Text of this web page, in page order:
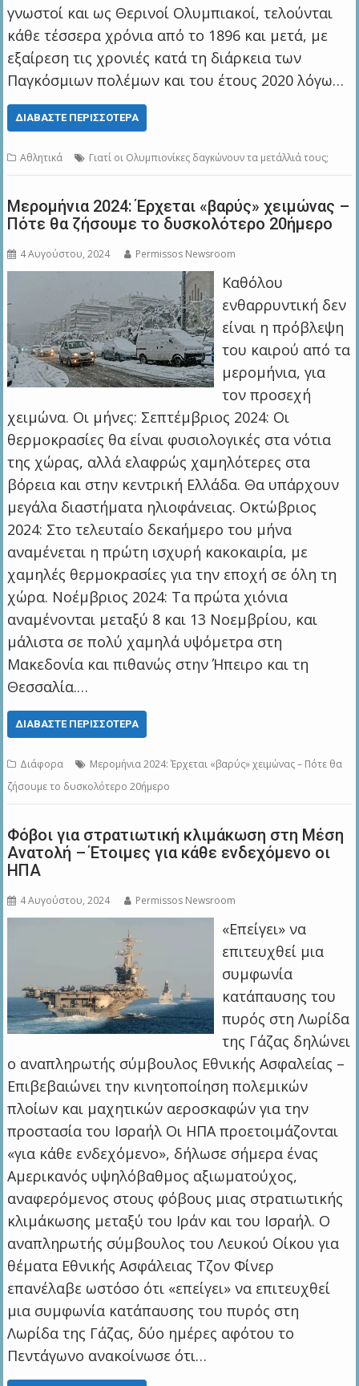
γνωστοί και ως Θερινοί Ολυμπιακοί, τελούνται
κάθε τέσσερα χρόνια από το 1896 και μετά, με
εξαίρεση τις χρονιές κατά τη διάρκεια των
Παγκόσμιων πολέμων και του έτους 2020 λόγω…
ΔΙΑΒΆΣΤΕ ΠΕΡΙΣΣΌΤΕΡΑ
Αθλητικά Γιατί οι Ολυμπιονίκες δαγκώνουν τα μετάλλιά τους;
Μερομήνια 2024: Έρχεται «βαρύς» χειμώνας –
Πότε θα ζήσουμε το δυσκολότερο 20ήμερο
4 Αυγούστου, 2024 Permissos Newsroom
Καθόλου
ενθαρρυντική δεν
είναι η πρόβλεψη
του καιρού από τα
μερομήνια, για
τον προσεχή
χειμώνα. Οι μήνες: Σεπτέμβριος 2024: Οι
θερμοκρασίες θα είναι φυσιολογικές στα νότια
της χώρας, αλλά ελαφρώς χαμηλότερες στα
βόρεια και στην κεντρική Ελλάδα. Θα υπάρχουν
μεγάλα διαστήματα ηλιοφάνειας. Οκτώβριος
2024: Στο τελευταίο δεκαήμερο του μήνα
αναμένεται η πρώτη ισχυρή κακοκαιρία, με
χαμηλές θερμοκρασίες για την εποχή σε όλη τη
χώρα. Νοέμβριος 2024: Τα πρώτα χιόνια
αναμένονται μεταξύ 8 και 13 Νοεμβρίου, και
μάλιστα σε πολύ χαμηλά υψόμετρα στη
Μακεδονία και πιθανώς στην Ήπειρο και τη
Θεσσαλία.…
ΔΙΑΒΆΣΤΕ ΠΕΡΙΣΣΌΤΕΡΑ
Διάφορα
Μερομήνια 2024: Έρχεται «βαρύς» χειμώνας – Πότε θα
ζήσουμε το δυσκολότερο 20ήμερο
Φόβοι για στρατιωτική κλιμάκωση στη Μέση
Ανατολή – Έτοιμες για κάθε ενδεχόμενο οι
ΗΠΑ
4 Αυγούστου, 2024 Permissos Newsroom
«Επείγει» να
επιτευχθεί μια
συμφωνία
κατάπαυσης του
πυρός στη Λωρίδα
της Γάζας δηλώνει
ο αναπληρωτής σύμβουλος Εθνικής Ασφαλείας –
Επιβεβαιώνει την κινητοποίηση πολεμικών
πλοίων και μαχητικών αεροσκαφών για την
προστασία του Ισραήλ Οι ΗΠΑ προετοιμάζονται
«για κάθε ενδεχόμενο», δήλωσε σήμερα ένας
Αμερικανός υψηλόβαθμος αξιωματούχος,
αναφερόμενος στους φόβους μιας στρατιωτικής
κλιμάκωσης μεταξύ του Ιράν και του Ισραήλ. Ο
αναπληρωτής σύμβουλος του Λευκού Οίκου για
θέματα Εθνικής Ασφάλειας Τζον Φίνερ
επανέλαβε ωστόσο ότι «επείγει» να επιτευχθεί
μια συμφωνία κατάπαυσης του πυρός στη
Λωρίδα της Γάζας, δύο ημέρες αφότου το
Πεντάγωνο ανακοίνωσε ότι…